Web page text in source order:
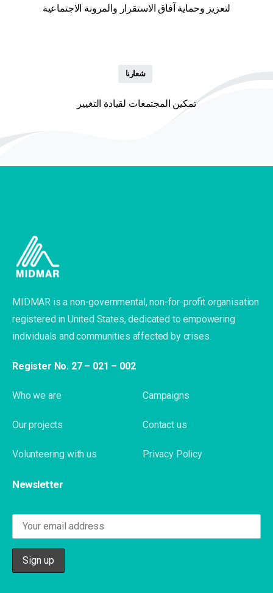
لتعزيز وحماية آفاق الاستقرار والمرونة الاجتماعية
شعارنا
تمكين المجتمعات لقيادة التغيير
MIDMAR is a non-governmental, non-for-profit organisation
registered in United States, dedicated to empowering
individuals and communities affected by crises.
Register No. 27 – 021 – 002
Who we are
Our projects
Volunteering with us
Campaigns
Contact us
Privacy Policy
Newsletter